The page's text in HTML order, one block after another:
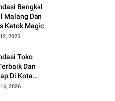
Bengkel
Malang Dan
Ketok Magic
2025
Toko
Dan
Di Kota
Tahun
2026